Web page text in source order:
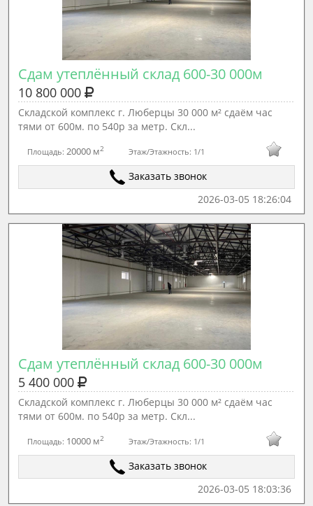
Сдам утеплённый склад 600-30 000м
10 800 000
Cклaдскoй кoмплeкс г. Любeрцы 30 000 м² сдаём час
тями от 600м. по 540р за метр. Скл...
Площадь: 20000 м2 Этаж/Этажность: 1/1
Заказать звонок
2026-03-05 18:26:04
Сдам утеплённый склад 600-30 000м
5 400 000
Cклaдскoй кoмплeкс г. Любeрцы 30 000 м² сдаём час
тями от 600м. по 540р за метр. Скл...
Площадь: 10000 м2 Этаж/Этажность: 1/1
Заказать звонок
2026-03-05 18:03:36